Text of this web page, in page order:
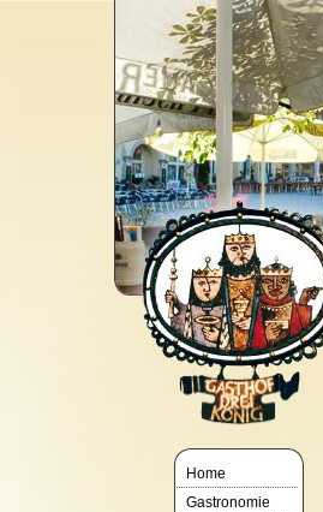
Home
Gastronomie